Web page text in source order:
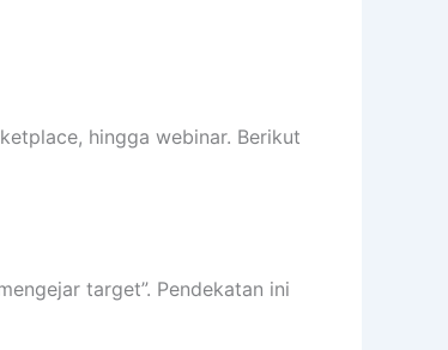
hingga webinar. Berikut
target”. Pendekatan ini